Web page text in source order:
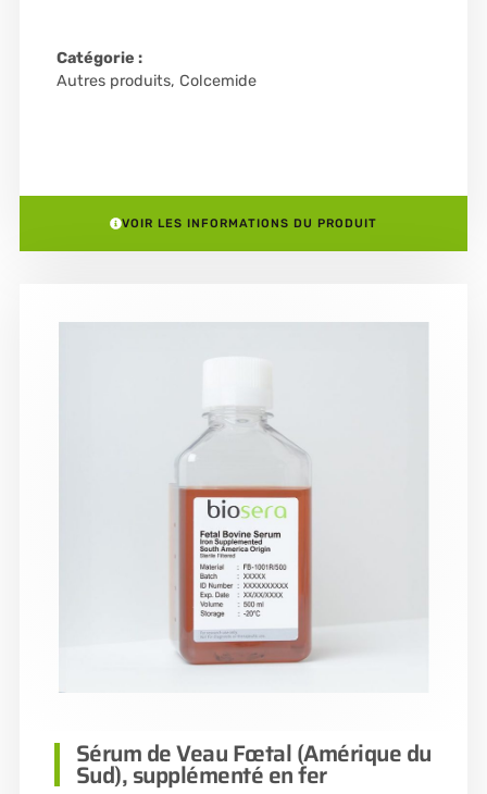
Catégorie :
Autres produits, Colcemide
VOIR LES INFORMATIONS DU PRODUIT
Sérum de Veau Fœtal (Amérique du
Sud), supplémenté en fer